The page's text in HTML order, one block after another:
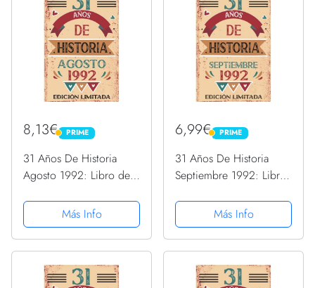
8,13€ PRIME
PRIME
31 Años De Historia
Agosto 1992: Libro de
páginas de
felicitaciones, idea de
regalo, regalo Para la
madre
Más Info
6,99€ PRIME
PRIME
31 Años De Historia
Septiembre 1992: Libro
páginas de
felicitaciones, idea de
regalo, regalo Para la
madre
Más Info